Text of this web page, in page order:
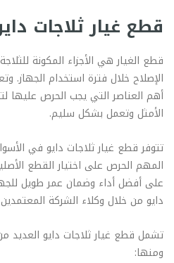
قطع غيار ثلاجات
قطع الغيار هي الأجزاء المكونة
الإصلاح خلال فترة استخدام الجهاز.
أهم العناصر التي يجب الحرص عليها
الأمثل وتعمل بشكل سليم.
تتوفر قطع غيار ثلاجات دايو في
المهم الحرص على اختيار القطع
على أفضل أداء وضمان عمر طويل
دايو من خلال وكلاء الشركة
تشمل قطع غيار ثلاجات دايو العديد
ومنها: